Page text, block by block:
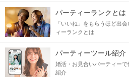
パーティーランクとは
「いいね」をもらうほど出
ィーランクとは
パーティーツール紹介
婚活・お見合いパーティー
紹介